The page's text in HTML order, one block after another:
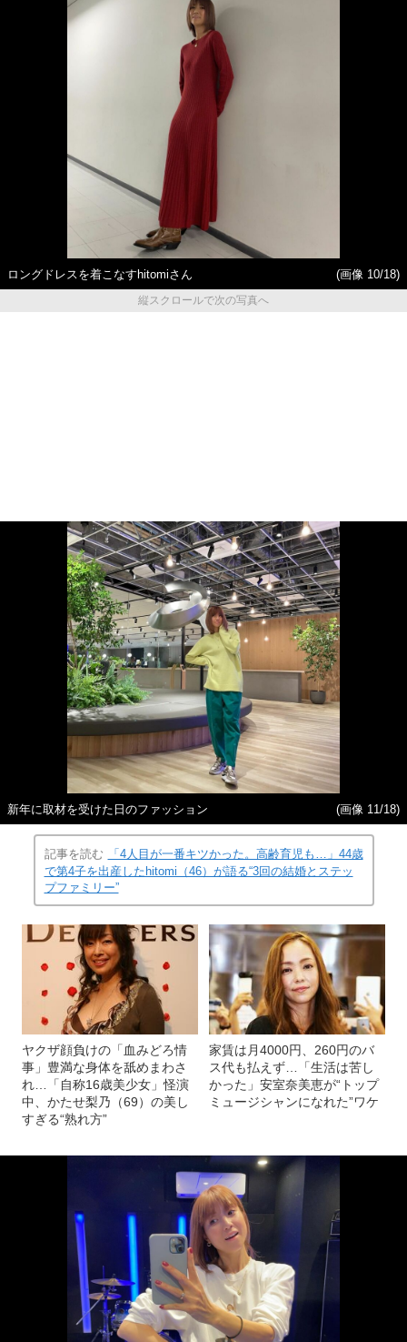
ロングドレスを着こなすhitomiさん
(画像 10/18)
縦スクロールで次の写真へ
新年に取材を受けた日のファッション (画像 11/18)
記事を読む
「4人目が一番キツかった。高齢育児も…」44歳
で第4子を出産したhitomi（46）が語る“3回の結婚とステッ
プファミリー”
ヤクザ顔負けの「血みどろ情
事」豊満な身体を舐めまわさ
れ…「自称16歳美少女」怪演
中、かたせ梨乃（69）の美し
すぎる“熟れ方”
家賃は月4000円、260円のバ
ス代も払えず…「生活は苦し
かった」安室奈美恵が“トップ
ミュージシャンになれた”ワケ